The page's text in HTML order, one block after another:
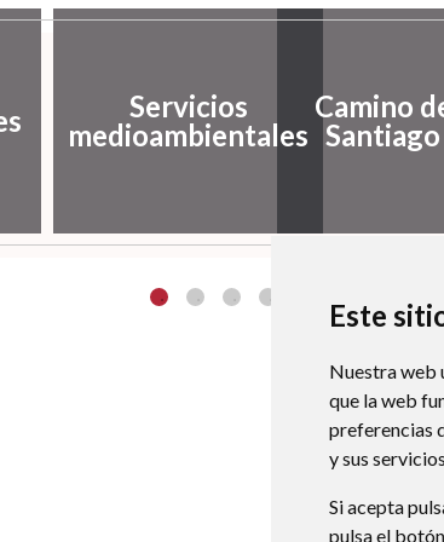
Este
Nuestra web
que la web
preferencias
y sus
Si acepta
pulsa el botón
Servicios
medioambientales
Camino
Santiago